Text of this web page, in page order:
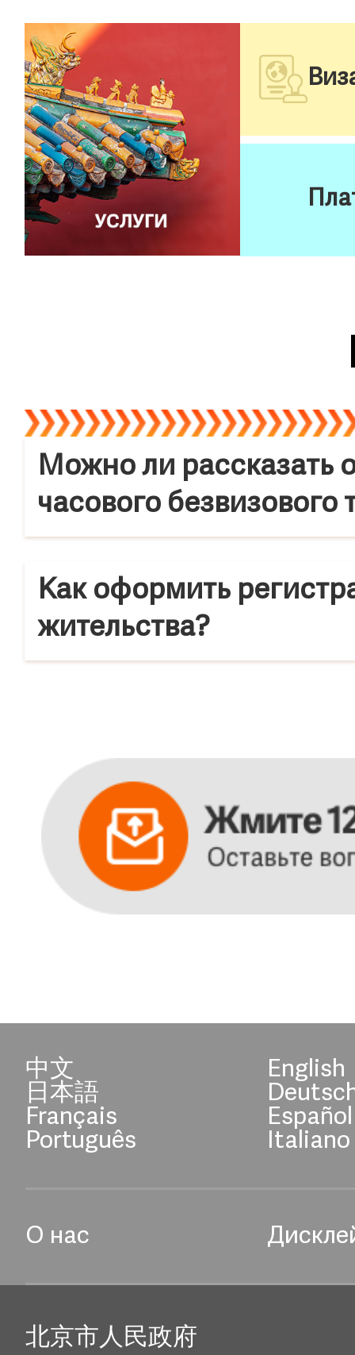
Можно ли рассказать
часового безвизового
Как оформить
жительства?
中文 English
日本語
Français Español
Português Italiano
О нас
北京市人民政府